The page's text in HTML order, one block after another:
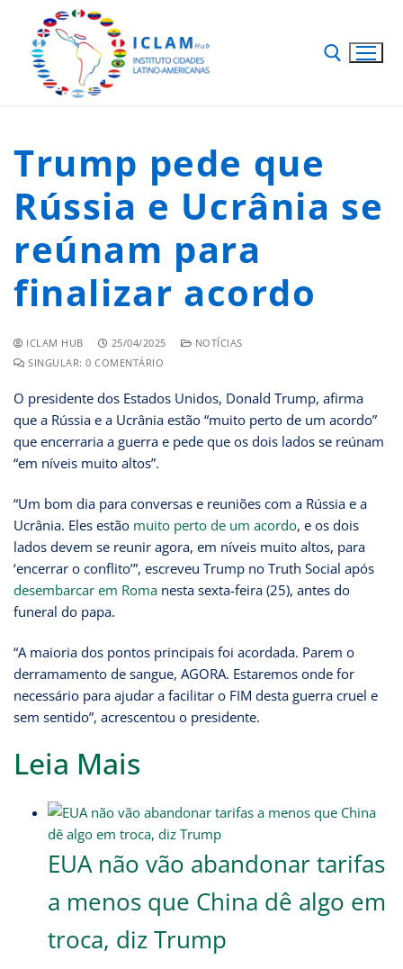
Trump pede que
Rússia e Ucrânia se
reúnam para
finalizar acordo
ICLAM HUB 25/04/2025
NOTÍCIAS
SINGULAR: 0 COMENTÁRIO
O presidente dos Estados Unidos, Donald Trump, afirma
que a Rússia e a Ucrânia estão “muito perto de um acordo”
que encerraria a guerra e pede que os dois lados se reúnam
“em níveis muito altos”.
“Um bom dia para conversas e reuniões com a Rússia e a
Ucrânia. Eles estão muito perto de um acordo, e os dois
lados devem se reunir agora, em níveis muito altos, para
‘encerrar o conflito’”, escreveu Trump no Truth Social após
desembarcar em Roma nesta sexta-feira (25), antes do
funeral do papa.
“A maioria dos pontos principais foi acordada. Parem o
derramamento de sangue, AGORA. Estaremos onde for
necessário para ajudar a facilitar o FIM desta guerra cruel e
sem sentido”, acrescentou o presidente.
Leia Mais
EUA não vão abandonar tarifas
a menos que China dê algo em
troca, diz Trump